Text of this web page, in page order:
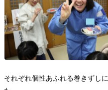
それぞれ個性あふれる巻きずし